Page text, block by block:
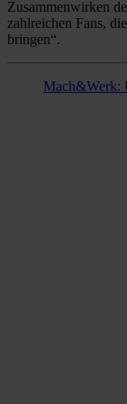
Zusammenwirken
zahlreichen Fans,
bringen“.
Mach&Werk: